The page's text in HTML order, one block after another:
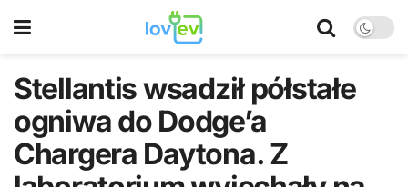
Stellantis wsadził półstałe
ogniwa do Dodge’a
Chargera Daytona. Z